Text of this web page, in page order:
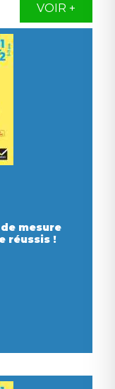
VOIR +
mesure
réussis !